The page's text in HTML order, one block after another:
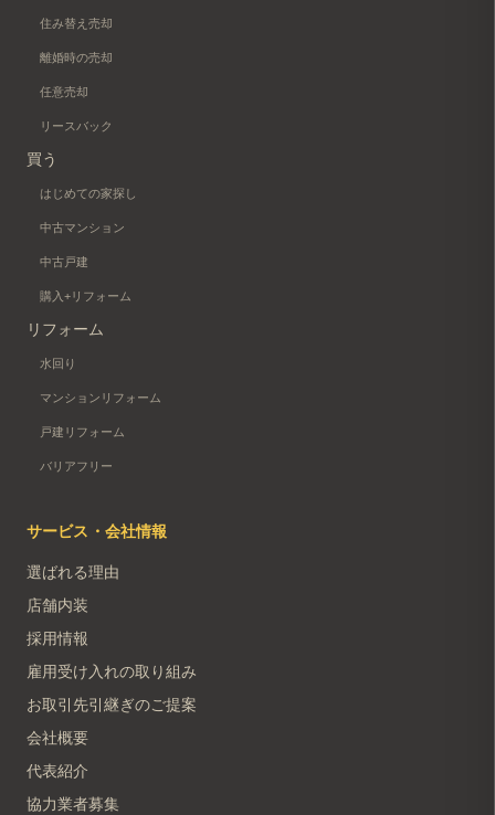
住み替え売却
離婚時の売却
任意売却
リースバック
買う
はじめての家探し
中古マンション
中古戸建
購入+リフォーム
リフォーム
水回り
マンションリフォーム
戸建リフォーム
バリアフリー
サービス・会社情報
選ばれる理由
店舗内装
採用情報
雇用受け入れの取り組み
お取引先引継ぎのご提案
会社概要
代表紹介
協力業者募集